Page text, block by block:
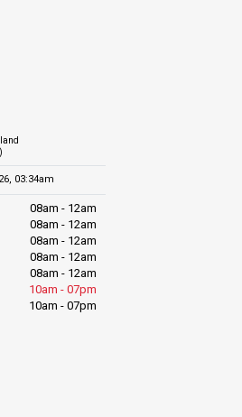
03:34am
08am - 12am
08am - 12am
08am - 12am
08am - 12am
08am - 12am
10am - 07pm
10am - 07pm